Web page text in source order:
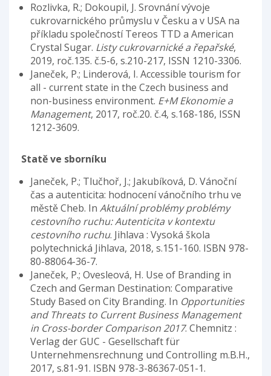
Rozlivka, R.; Dokoupil, J. Srovnání vývoje
cukrovarnického průmyslu v Česku a v USA na
příkladu společností Tereos TTD a American
Crystal Sugar. Listy cukrovarnické a řepařské,
2019, roč.135. č.5-6, s.210-217, ISSN 1210-3306.
Janeček, P.; Linderová, I. Accessible tourism for
all - current state in the Czech business and
non-business environment. E+M Ekonomie a
Management, 2017, roč.20. č.4, s.168-186, ISSN
1212-3609.
Statě ve sborníku
Janeček, P.; Tlučhoř, J.; Jakubíková, D. Vánoční
čas a autenticita: hodnocení vánočního trhu ve
městě Cheb. In Aktuální problémy problémy
cestovního ruchu: Autenticita v kontextu
cestovního ruchu. Jihlava : Vysoká škola
polytechnická Jihlava, 2018, s.151-160. ISBN 978-
80-88064-36-7.
Janeček, P.; Ovesleová, H. Use of Branding in
Czech and German Destination: Comparative
Study Based on City Branding. In Opportunities
and Threats to Current Business Management
in Cross-border Comparison 2017. Chemnitz :
Verlag der GUC - Gesellschaft für
Unternehmensrechnung und Controlling m.B.H.,
2017, s.81-91. ISBN 978-3-86367-051-1.